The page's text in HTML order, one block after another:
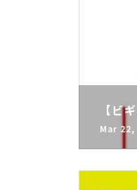
【ビ
Mar 22,